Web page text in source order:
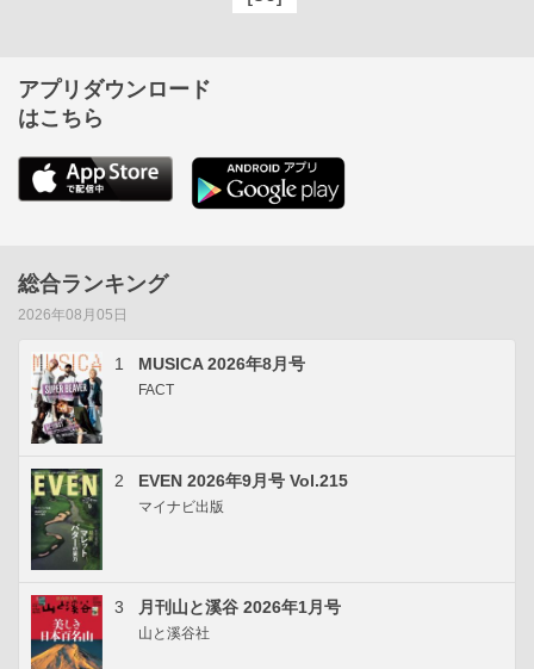
アプリダウンロード
はこちら
総合ランキング
2026年08月05日
1 MUSICA 2026年8月号
FACT
2 EVEN 2026年9月号 Vol.215
マイナビ出版
3 月刊山と溪谷 2026年1月号
山と溪谷社